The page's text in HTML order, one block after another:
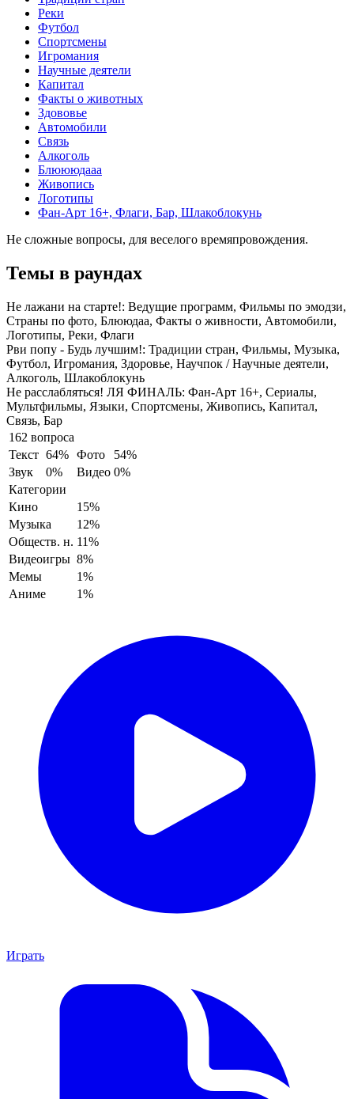
Реки
Футбол
Спортсмены
Игромания
Научные деятели
Капитал
Факты о животных
Здововье
Автомобили
Связь
Алкоголь
Блюююдааа
Живопись
Логотипы
Фан-Арт 16+, Флаги, Бар, Шлакоблокунь
Не сложные вопросы, для веселого времяпровождения.
Темы в раундах
Не лажани на старте!: Ведущие программ, Фильмы по эмодзи,
Страны по фото, Блююдаа, Факты о живности, Автомобили,
Логотипы, Реки, Флаги
Рви попу - Будь лучшим!: Традиции стран, Фильмы, Музыка,
Футбол, Игромания, Здоровье, Научпок / Научные деятели,
Алкоголь, Шлакоблокунь
Не расслабляться! ЛЯ ФИНАЛЬ: Фан-Арт 16+, Сериалы,
Мультфильмы, Языки, Спортсмены, Живопись, Капитал,
Связь, Бар
162 вопроса
Текст 64% Фото
54%
Звук
0% Видео 0%
Категории
Кино
15%
Музыка
12%
Обществ. н. 11%
Видеоигры 8%
Мемы
1%
Аниме
1%
Играть